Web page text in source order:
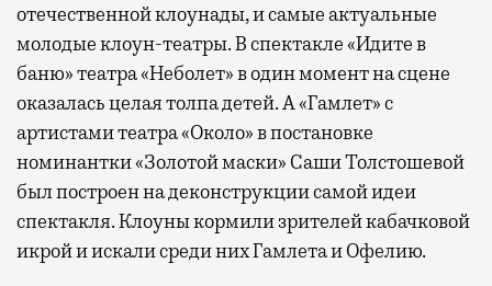
отечественной клоунады, и самые актуальные
молодые клоун-театры. В спектакле «Идите в
баню» театра «Неболет» в один момент на сцене
оказалась целая толпа детей. А «Гамлет» с
артистами театра «Около» в постановке
номинантки «Золотой маски» Саши Толстошевой
был построен на деконструкции самой идеи
спектакля. Клоуны кормили зрителей кабачковой
икрой и искали среди них Гамлета и Офелию.